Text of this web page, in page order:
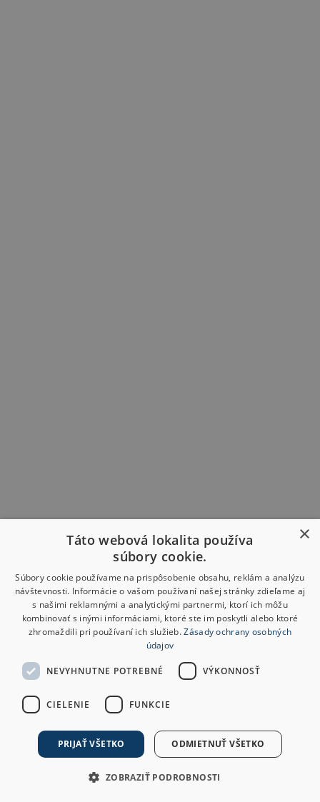
×
Táto webová lokalita používa
súbory cookie.
Súbory cookie používame na prispôsobenie obsahu, reklám a analýzu
návštevnosti. Informácie o vašom používaní našej stránky zdieľame aj
s našimi reklamnými a analytickými partnermi, ktorí ich môžu
kombinovať s inými informáciami, ktoré ste im poskytli alebo ktoré
zhromaždili pri používaní ich služieb.Zásady ochrany osobných
údajov
NEVYHNUTNE POTREBNÉ VÝKONNOSŤ
CIELENIE FUNKCIE
PRIJAŤ VŠETKO ODMIETNUŤ VŠETKO
ZOBRAZIŤ PODROBNOSTI